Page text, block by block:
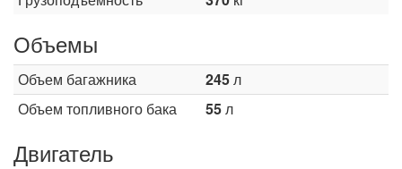
Объемы
Объем багажника 245л
Объем топливного бака
55л
Двигатель